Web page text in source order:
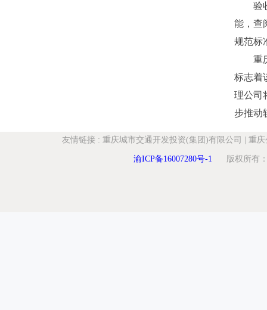
验
能，查
规范标
重
标志着
理公司
步推动
友情链接 : 重庆城市交通开发投资(集团)有限公司 重庆
渝ICP备16007280号-1 版权所有：